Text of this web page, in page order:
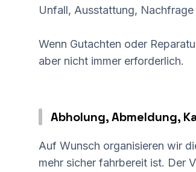
Unfall, Ausstattung,
Wenn Gutachten oder
aber nicht immer erforderlich.
Abholung, Abmeldung,
Auf Wunsch organisieren wir
mehr sicher fahrbereit ist. Der